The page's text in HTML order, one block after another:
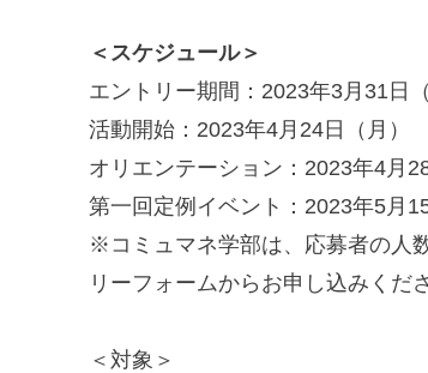
＜スケジュール＞
エントリー期間：2023年3月31日
活動開始：2023年4月24日（月）
オリエンテーション：2023年4月
第一回定例イベント：2023年5月
※コミュマネ学部は、応募者の人
リーフォームからお申し込みくだ
＜対象＞